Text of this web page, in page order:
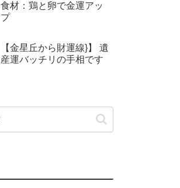
食材：鶏と卵で金運アッ
プ
【金星丘から財運線}】 遺
産運バッチリの手相です